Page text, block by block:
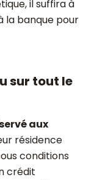
il suffira à
la banque pour
sur tout le
aux
résidence
conditions
crédit